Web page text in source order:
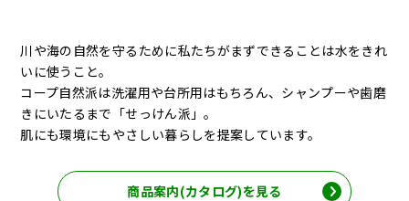
川や海の自然を守るために私たちがまずできることは水をきれ
いに使うこと。
コープ自然派は洗濯用や台所用はもちろん、シャンプーや歯磨
きにいたるまで「せっけん派」。
肌にも環境にもやさしい暮らしを提案しています。
商品案内(カタログ)を見る